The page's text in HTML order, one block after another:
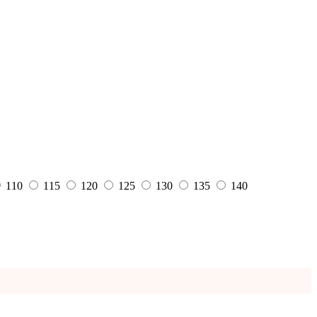
110 115 120 125 130 135
140